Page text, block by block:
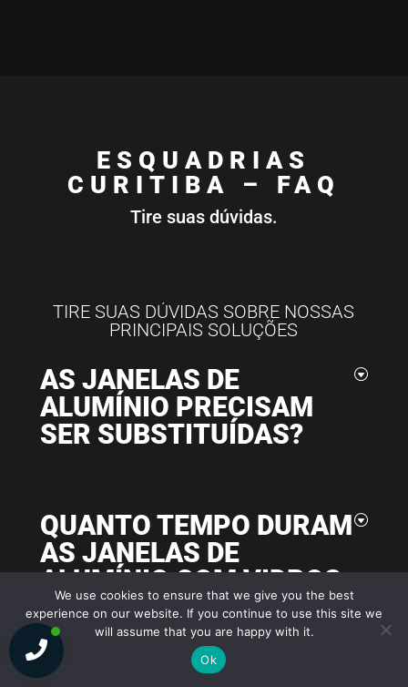
ESQUADRIAS
CURITIBA – FAQ
Tire suas dúvidas.
TIRE SUAS DÚVIDAS SOBRE NOSSAS
PRINCIPAIS SOLUÇÕES
AS JANELAS DE
ALUMÍNIO PRECISAM
SER SUBSTITUÍDAS?
QUANTO TEMPO DURAM
AS JANELAS DE
ALUMÍNIO COM VIDROS
DUPLOS?
We use cookies to ensure that we give you the best
experience on our website. If you continue to use this site we
will assume that you are happy with it.
Ok